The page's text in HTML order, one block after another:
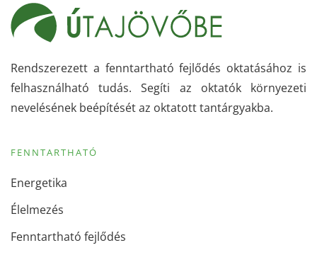
Rendszerezett a fenntartható fejlődés oktatásához is
felhasználható tudás. Segíti az oktatók környezeti
nevelésének beépítését az oktatott tantárgyakba.
FENNTARTHATÓ
Energetika
Élelmezés
Fenntartható fejlődés